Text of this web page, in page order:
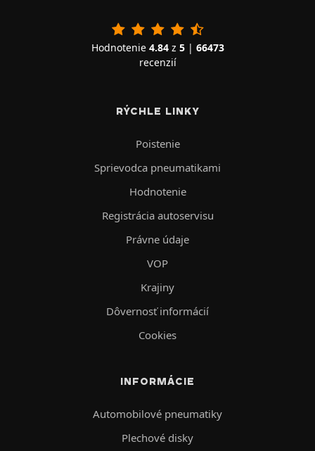
Hodnotenie 4.84z 5| 66473
recenzií
RÝCHLE LINKY
Poistenie
Sprievodca pneumatikami
Hodnotenie
Registrácia autoservisu
Právne údaje
VOP
Krajiny
Dôvernosť informácií
Cookies
INFORMÁCIE
Automobilové pneumatiky
Plechové disky